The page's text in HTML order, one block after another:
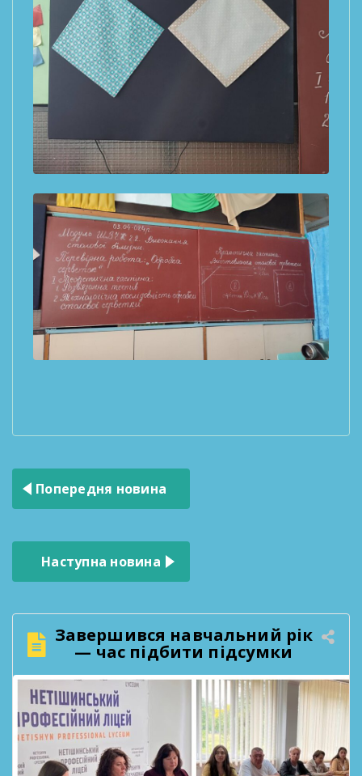
Навігація
записів
Попередня новина
Наступна новина
Завершився навчальний рік
— час підбити підсумки